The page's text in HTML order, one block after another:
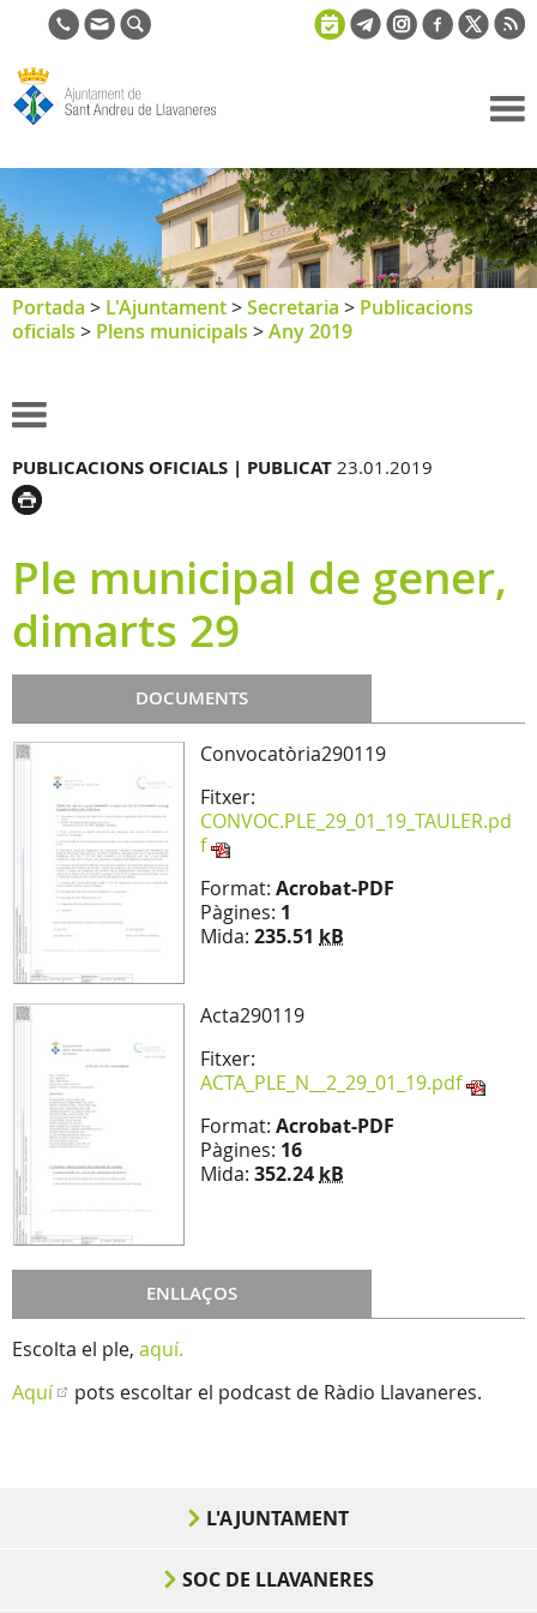
de Sant
Andreu de
Llavaneres
Portada > L'Ajuntament>Secretaria > Publicacions
oficials > Plens municipals >Any 2019
PUBLICACIONS OFICIALS | PUBLICAT 23.01.2019
Ple municipal de gener,
dimarts 29
DOCUMENTS
Convocatòria290119
Fitxer:
CONVOC.PLE_29_01_19_TAULER.pd
f
Format: Acrobat-PDF
Pàgines: 1
Mida: 235.51 kB
Acta290119
Fitxer:
ACTA_PLE_N__2_29_01_19.pdf
Format: Acrobat-PDF
Pàgines: 16
Mida: 352.24 kB
ENLLAÇOS
Escolta el ple, aquí.
Aquí
pots escoltar el podcast de Ràdio Llavaneres.
L'AJUNTAMENT
SOC DE LLAVANERES